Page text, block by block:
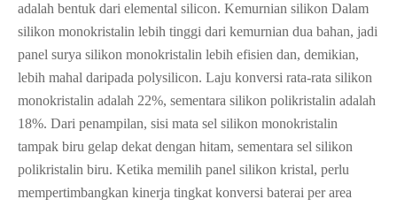
adalah bentuk dari elemental silicon. Kemurnian silikon Dalam
silikon monokristalin lebih tinggi dari kemurnian dua bahan, jadi
panel surya silikon monokristalin lebih efisien dan, demikian,
lebih mahal daripada polysilicon. Laju konversi rata-rata silikon
monokristalin adalah 22%, sementara silikon polikristalin adalah
18%. Dari penampilan, sisi mata sel silikon monokristalin
tampak biru gelap dekat dengan hitam, sementara sel silikon
polikristalin biru. Ketika memilih panel silikon kristal, perlu
mempertimbangkan kinerja tingkat konversi baterai per area